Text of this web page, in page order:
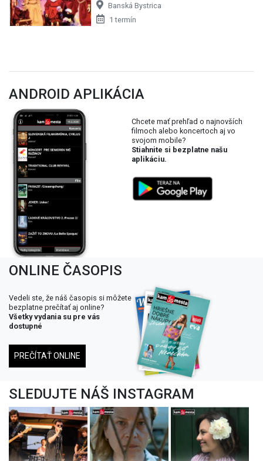
Banská Bystrica
1 termín
ANDROID APLIKÁCIA
Chcete mať prehľad o najnovších
filmoch alebo koncertoch aj vo
svojom mobile?
Stiahnite si bezplatne našu
aplikáciu.
ONLINE ČASOPIS
Vedeli ste, že náš časopis si môžete
bezplatne prečítať aj online?
Všetky vydania su pre vás
dostupné
PREČÍTAŤ ONLINE
SLEDUJTE NÁŠ INSTAGRAM